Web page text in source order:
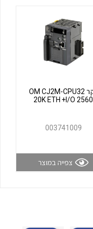
לכל מוצרי היצרן
בקר OM CJ2M-CPU32
20K ETH +I/O 2560
003741009
צפייה במוצר